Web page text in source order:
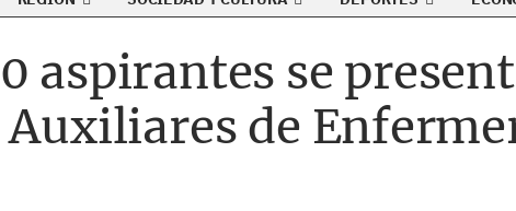
aspirantes se
de